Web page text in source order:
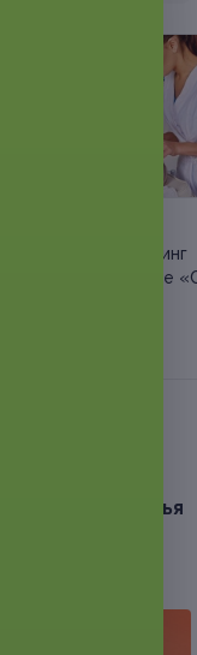
пилинг
центре
лазерной
и здоровья